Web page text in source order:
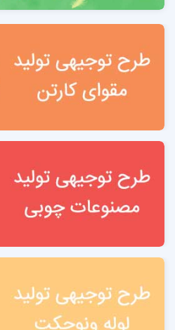
2- مشخصات شخصیت حقیقی /حقوقی 11
2-1 فرم سوابق ثبتي شرکت 11
2-5 بررسي توانمندي‌هاي مدیران واحد 12
فصل سوم: بررسی مکان‌سنجی
واحد جوراب بافی
3-1 استان ایلام 14